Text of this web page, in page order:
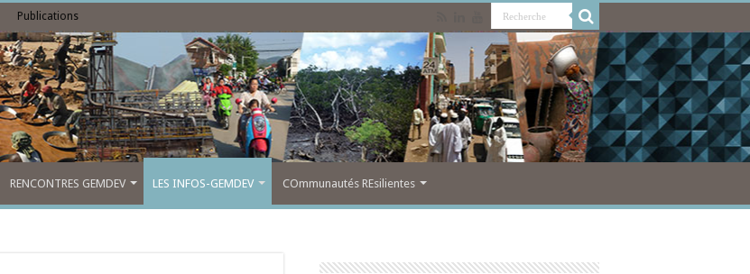
Publications
RENCONTRES GEMDEV LES INFOS-GEMDEV COmmunautés REsilientes